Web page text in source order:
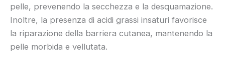
pelle, prevenendo la secchezza e la desquamazione.
Inoltre, la presenza di acidi grassi insaturi favorisce
la riparazione della barriera cutanea, mantenendo la
pelle morbida e vellutata.